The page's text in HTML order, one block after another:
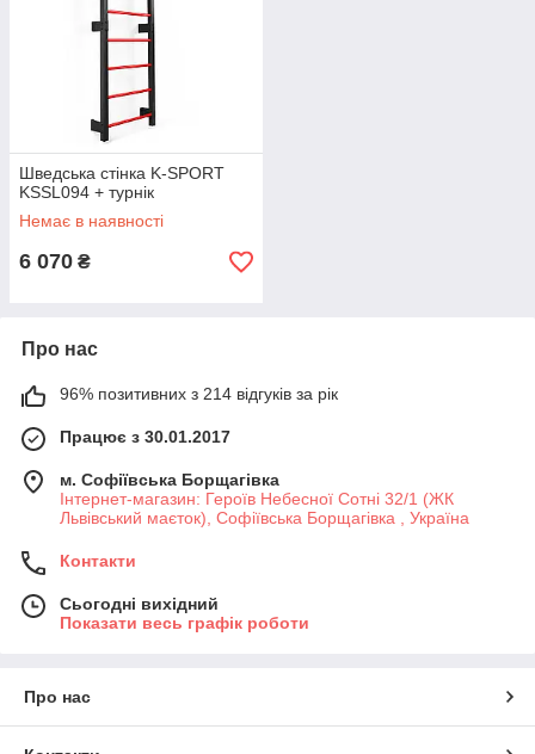
Шведська стінка K-SPORT
KSSL094 + турнік
Немає в наявності
6 070 ₴
Про нас
96% позитивних з 214 відгуків за рік
Працює з 30.01.2017
м. Софіївська Борщагівка
Інтернет-магазин: Героїв Небесної Сотні 32/1 (ЖК
Львівський маєток), Софіївська Борщагівка , Україна
Контакти
Сьогодні вихідний
Показати весь графік роботи
Про нас